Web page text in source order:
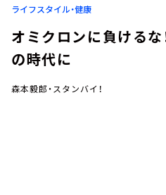
ログイン
ライフスタイル・健康
オミクロンに負けるな
の時代に
森本毅郎・スタンバイ！